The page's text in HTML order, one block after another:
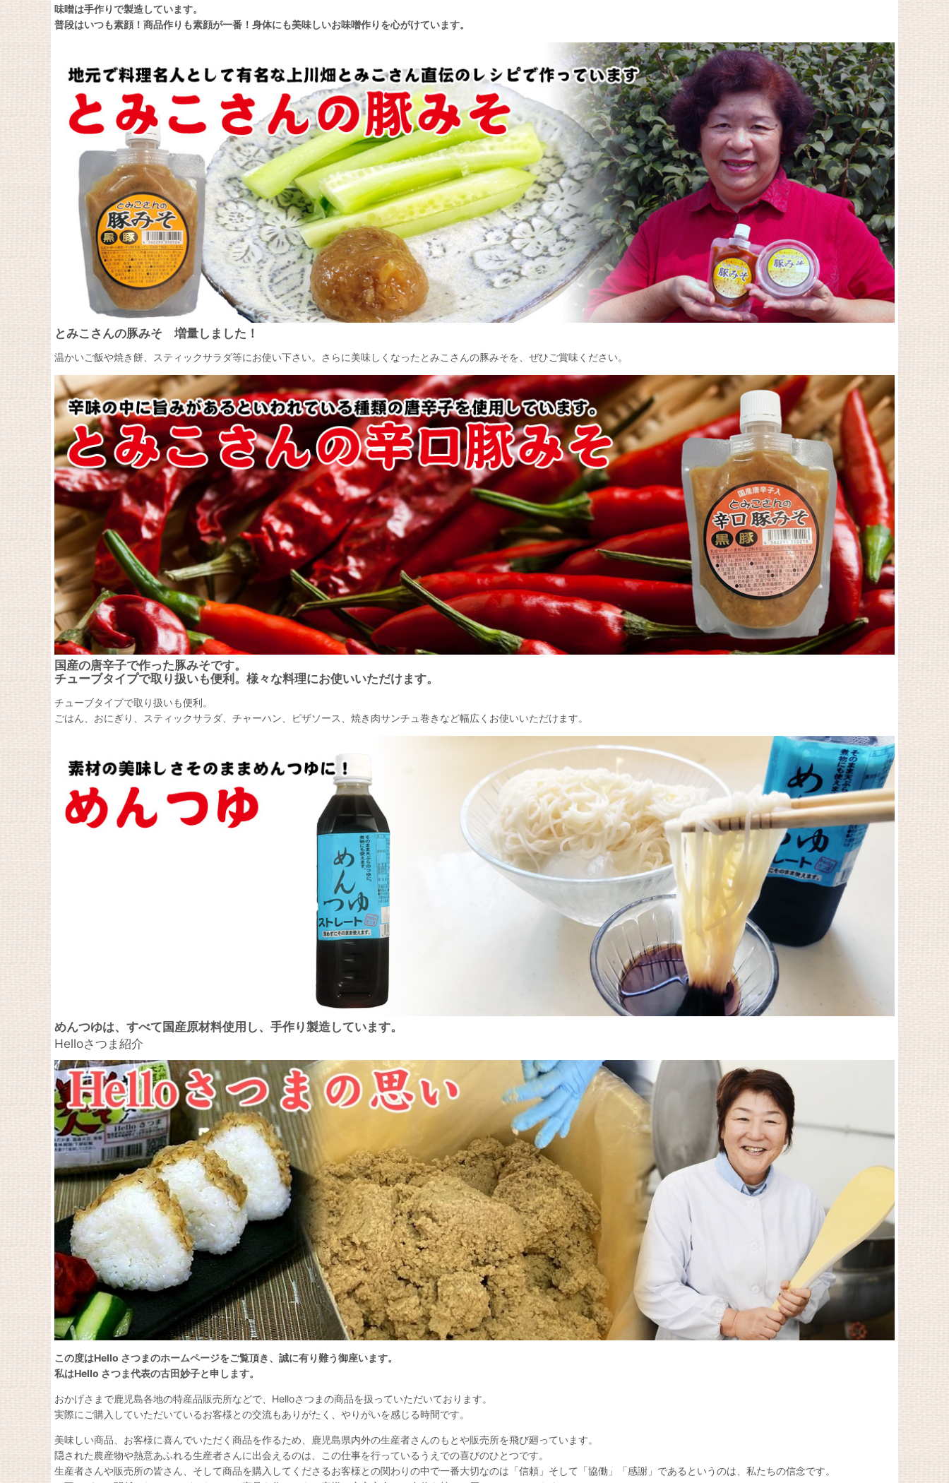
味噌は手作りで製造しています。
普段はいつも素顔！商品作りも素顔が一番！身体にも美味しいお味噌作りを心がけています。
とみこさんの豚みそ 増量しました！
温かいご飯や焼き餅、スティックサラダ等にお使い下さい。さらに美味しくなったとみこさんの豚みそを、ぜひご賞味ください。
国産の唐辛子で作った豚みそです。
チューブタイプで取り扱いも便利。様々な料理にお使いいただけます。
チューブタイプで取り扱いも便利。
ごはん、おにぎり、スティックサラダ、チャーハン、ピザソース、焼き肉サンチュ巻きなど幅広くお使いいただけます。
めんつゆは、すべて国産原材料使用し、手作り製造しています。
Helloさつま紹介
この度はHello さつまのホームページをご覧頂き、誠に有り難う御座います。
私はHello さつま代表の古田妙子と申します。
おかげさまで鹿児島各地の特産品販売所などで、Helloさつまの商品を扱っていただいております。
実際にご購入していただいているお客様との交流もありがたく、やりがいを感じる時間です。
美味しい商品、お客様に喜んでいただく商品を作るため、鹿児島県内外の生産者さんのもとや販売所を飛び廻っています。
隠された農産物や熱意あふれる生産者さんに出会えるのは、この仕事を行っているうえでの喜びのひとつです。
生産者さんや販売所の皆さん、そして商品を購入してくださるお客様との関わりの中で一番大切なのは「信頼」そして「協働」「感謝」であるというのは、私たちの信念です。